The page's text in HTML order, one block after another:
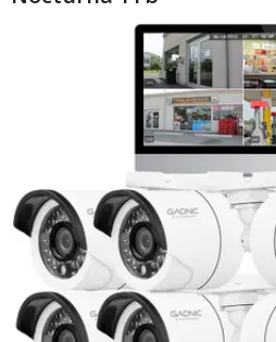
Recibí el producto que
te devolvemos tu
En Bidcom te